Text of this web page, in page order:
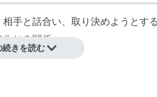
手と話合い、取り決めようとする
じる関係。
続きを読む